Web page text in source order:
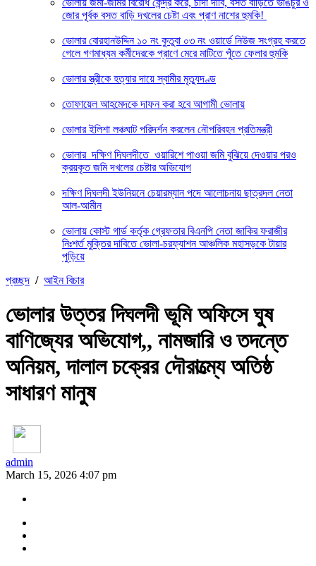
ভোলায় জমা-জমির বিরোধ কেন্দ্র করে, চাঁদা দাবি, বসত বাড়িতে ভাঙচুর ও
জোর পূর্বক বসত বাড়ি দখলের চেষ্টা এবং প্রাণ নাশের হুমকি! ‎
ভোলার বোরহানউদ্দিন ১০ নং কুতুবা ০৩ নং ওয়ার্ডে নিউজ সংগ্রহ করতে
গেলে গণমাধ্যম কর্মীদেরকে প্রাণে মেরে মাটিতে পুঁতে ফেলার হুমকি
ভোলার স্ত্রীকে হত্যার দায়ে স্বামীর মৃত্যুদণ্ড
তোফায়েল আহমেদকে দাফন করা হবে আগামী ভোলায়
ভোলার ইলিশা লঞ্চঘাট পরিদর্শন করলেন নৌপরিবহন প্রতিমন্ত্রী
ভোলার দক্ষিণ দিঘলদীতে ওয়ারিশে পাওয়া জমি বুঝিয়ে দেওয়ার পরও
ক্রয়কৃত জমি দখলের চেষ্টার অভিযোগ
দক্ষিণ দিঘলদী ইউনিয়নে চেয়ারম্যান পদে আলোচনায় ছাত্রদল নেতা
আল-আমীন
ভোলায় কোস্ট গার্ড কর্তৃক গ্রেফতার বিএনপি নেতা জাকির ফরাজীর
নিঃশর্ত মুক্তির দাবিতে ভোলা-চরফ্যাশন আঞ্চলিক মহাসড়কে টায়ার
পুড়িয়ে
প্রচ্ছদ / আইন বিচার
ভোলার উত্তর দিঘলদী ভূমি অফিসে ঘুষ
বাণিজ্যের অভিযোগ,, নামজারি ও তদন্তে
অনিয়ম, দালাল চক্রের দৌরাত্ম্যে অতিষ্ঠ
সাধারণ মানুষ
admin
March 15, 2026 4:07 pm